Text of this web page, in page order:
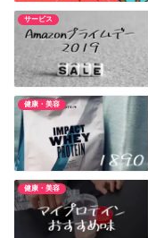
サービス
健康・美容
健康・美容